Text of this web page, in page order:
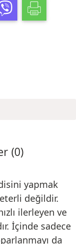
(0)
yapmak
değildir.
ilerleyen ve
İçinde sadece
da